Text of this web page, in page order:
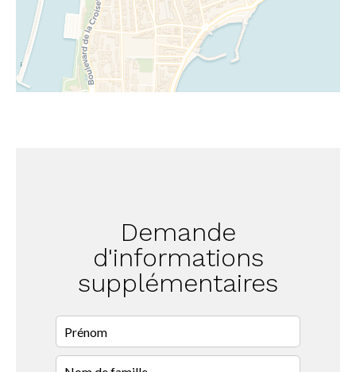
Demande
d'informations
supplémentaires